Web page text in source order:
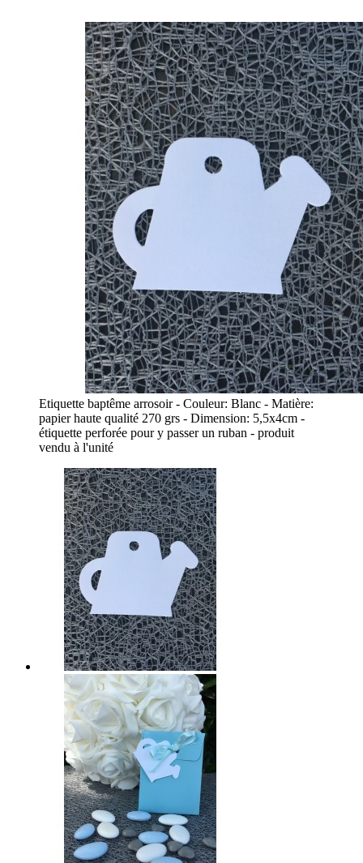
Etiquette baptême arrosoir - Couleur: Blanc - Matière:
papier haute qualité 270 grs - Dimension: 5,5x4cm -
étiquette perforée pour y passer un ruban - produit
vendu à l'unité